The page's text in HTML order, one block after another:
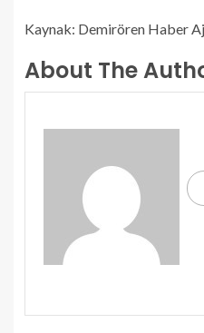
Kaynak: Demirören Haber
About The